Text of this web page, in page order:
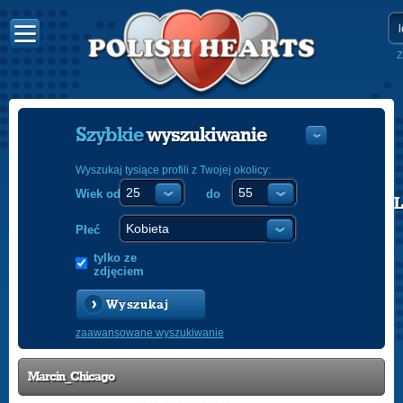
POLISH
Szybkiewyszukiwanie
Wyszukaj tysiące profili z Twojej okolicy:
Wiek od do
Płeć
tylko ze
zdjęciem
Wyszukaj
zaawansowane wyszukiwanie
Marcin_Chicago